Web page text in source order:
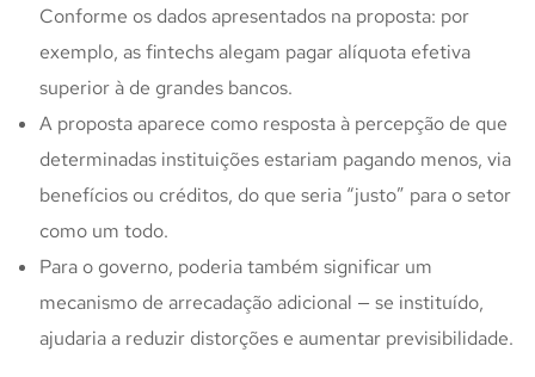
Conforme os dados apresentados na proposta: por
exemplo, as fintechs alegam pagar alíquota efetiva
superior à de grandes bancos.
A proposta aparece como resposta à percepção de que
determinadas instituições estariam pagando menos, via
benefícios ou créditos, do que seria “justo” para o setor
como um todo.
Para o governo, poderia também significar um
mecanismo de arrecadação adicional — se instituído,
ajudaria a reduzir distorções e aumentar previsibilidade.